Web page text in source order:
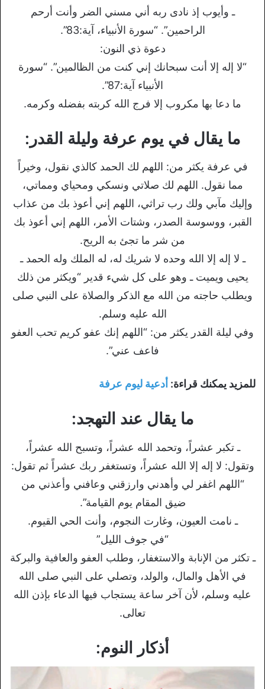
ـ وأيوب إذ نادى ربه أني مسني الضر وأنت أرحم
الراحمين”. “سورة الأنبياء، آية:83”.
دعوة ذي النون:
“لا إله إلا أنت سبحانك إني كنت من الظالمين”. “سورة
الأنبياء آية:87”.
ما دعا بها مكروب إلا فرج الله كربته بفضله وكرمه.
ما يقال في يوم عرفة وليلة القدر:
في عرفة يكثر من: اللهم لك الحمد كالذي نقول، وخيراً
مما نقول. اللهم لك صلاتي ونسكي ومحياي ومماتي،
وإليك مآبي ولك رب تراثي، اللهم إني أعوذ بك من عذاب
القبر، ووسوسة الصدر، وشتات الأمر، اللهم إني أعوذ بك
من شر ما تجئ به الريح.
ـ لا إله إلا الله وحده لا شريك له، له الملك وله الحمد ـ
يحيى ويميت ـ وهو على كل شيء قدير “ويكثر من ذلك
ويطلب حاجته من الله مع الذكر والصلاة على النبي صلى
الله عليه وسلم.
وفي ليلة القدر يكثر من: “اللهم إنك عفو كريم تحب العفو
فاعف عني”.
للمزيد يمكنك قراءة: أدعية ليوم عرفة
ما يقال عند التهجد:
ـ تكبر عشراً، وتحمد الله عشراً، وتسبح الله عشراً،
وتقول: لا إله إلا الله عشراً، وتستغفر ربك عشراً ثم تقول:
“اللهم اغفر لي وأهدني وارزقني وعافني وأعذني من
ضيق المقام يوم القيامة”.
ـ نامت العيون، وغارت النجوم، وأنت الحي القيوم.
“في جوف الليل”
ـ تكثر من الإنابة والاستغفار، وطلب العفو والعافية والبركة
في الأهل والمال، والولد، وتصلي على النبي صلى الله
عليه وسلم، لأن آخر ساعة يستجاب فيها الدعاء بإذن الله
تعالى.
أذكار النوم: